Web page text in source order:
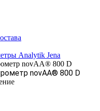
Analytik Jena
novAA® 800 D
novAA® 800 D